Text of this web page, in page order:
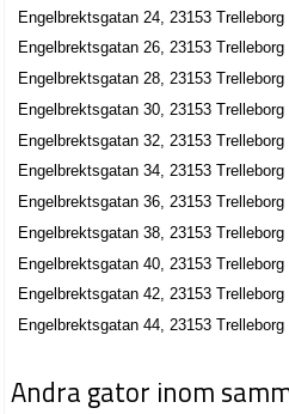
Engelbrektsgatan 24, 23153 Trelleborg
Engelbrektsgatan 26, 23153 Trelleborg
Engelbrektsgatan 28, 23153 Trelleborg
Engelbrektsgatan 30, 23153 Trelleborg
Engelbrektsgatan 32, 23153 Trelleborg
Engelbrektsgatan 34, 23153 Trelleborg
Engelbrektsgatan 36, 23153 Trelleborg
Engelbrektsgatan 38, 23153 Trelleborg
Engelbrektsgatan 40, 23153 Trelleborg
Engelbrektsgatan 42, 23153 Trelleborg
Engelbrektsgatan 44, 23153 Trelleborg
Andra gator inom